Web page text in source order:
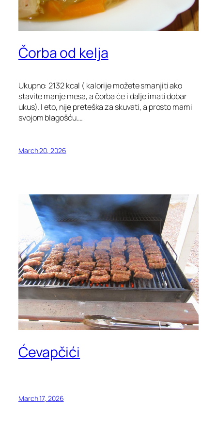
Čorba od kelja
Ukupno: 2132 kcal ( kalorije možete smanjiti ako
stavite manje mesa, a čorba će i dalje imati dobar
ukus). I eto, nije preteška za skuvati, a prosto mami
svojom blagošću….
March 20, 2026
Ćevapčići
March 17, 2026